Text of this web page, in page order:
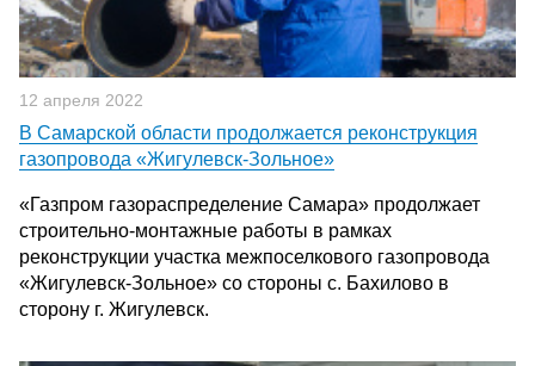
12 апреля 2022
В Самарской области продолжается реконструкция
газопровода «Жигулевск-Зольное»
«Газпром газораспределение Самара» продолжает
строительно-монтажные работы в рамках
реконструкции участка межпоселкового газопровода
«Жигулевск-Зольное» со стороны с. Бахилово в
сторону г. Жигулевск.